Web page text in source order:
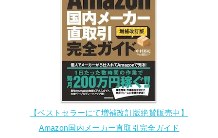
【ベストセラーにて増補改訂版絶賛販売中】
Amazon国内メーカー直取引完全ガイド